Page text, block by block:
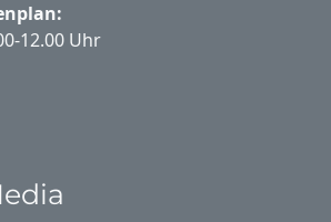
12.00 Uhr